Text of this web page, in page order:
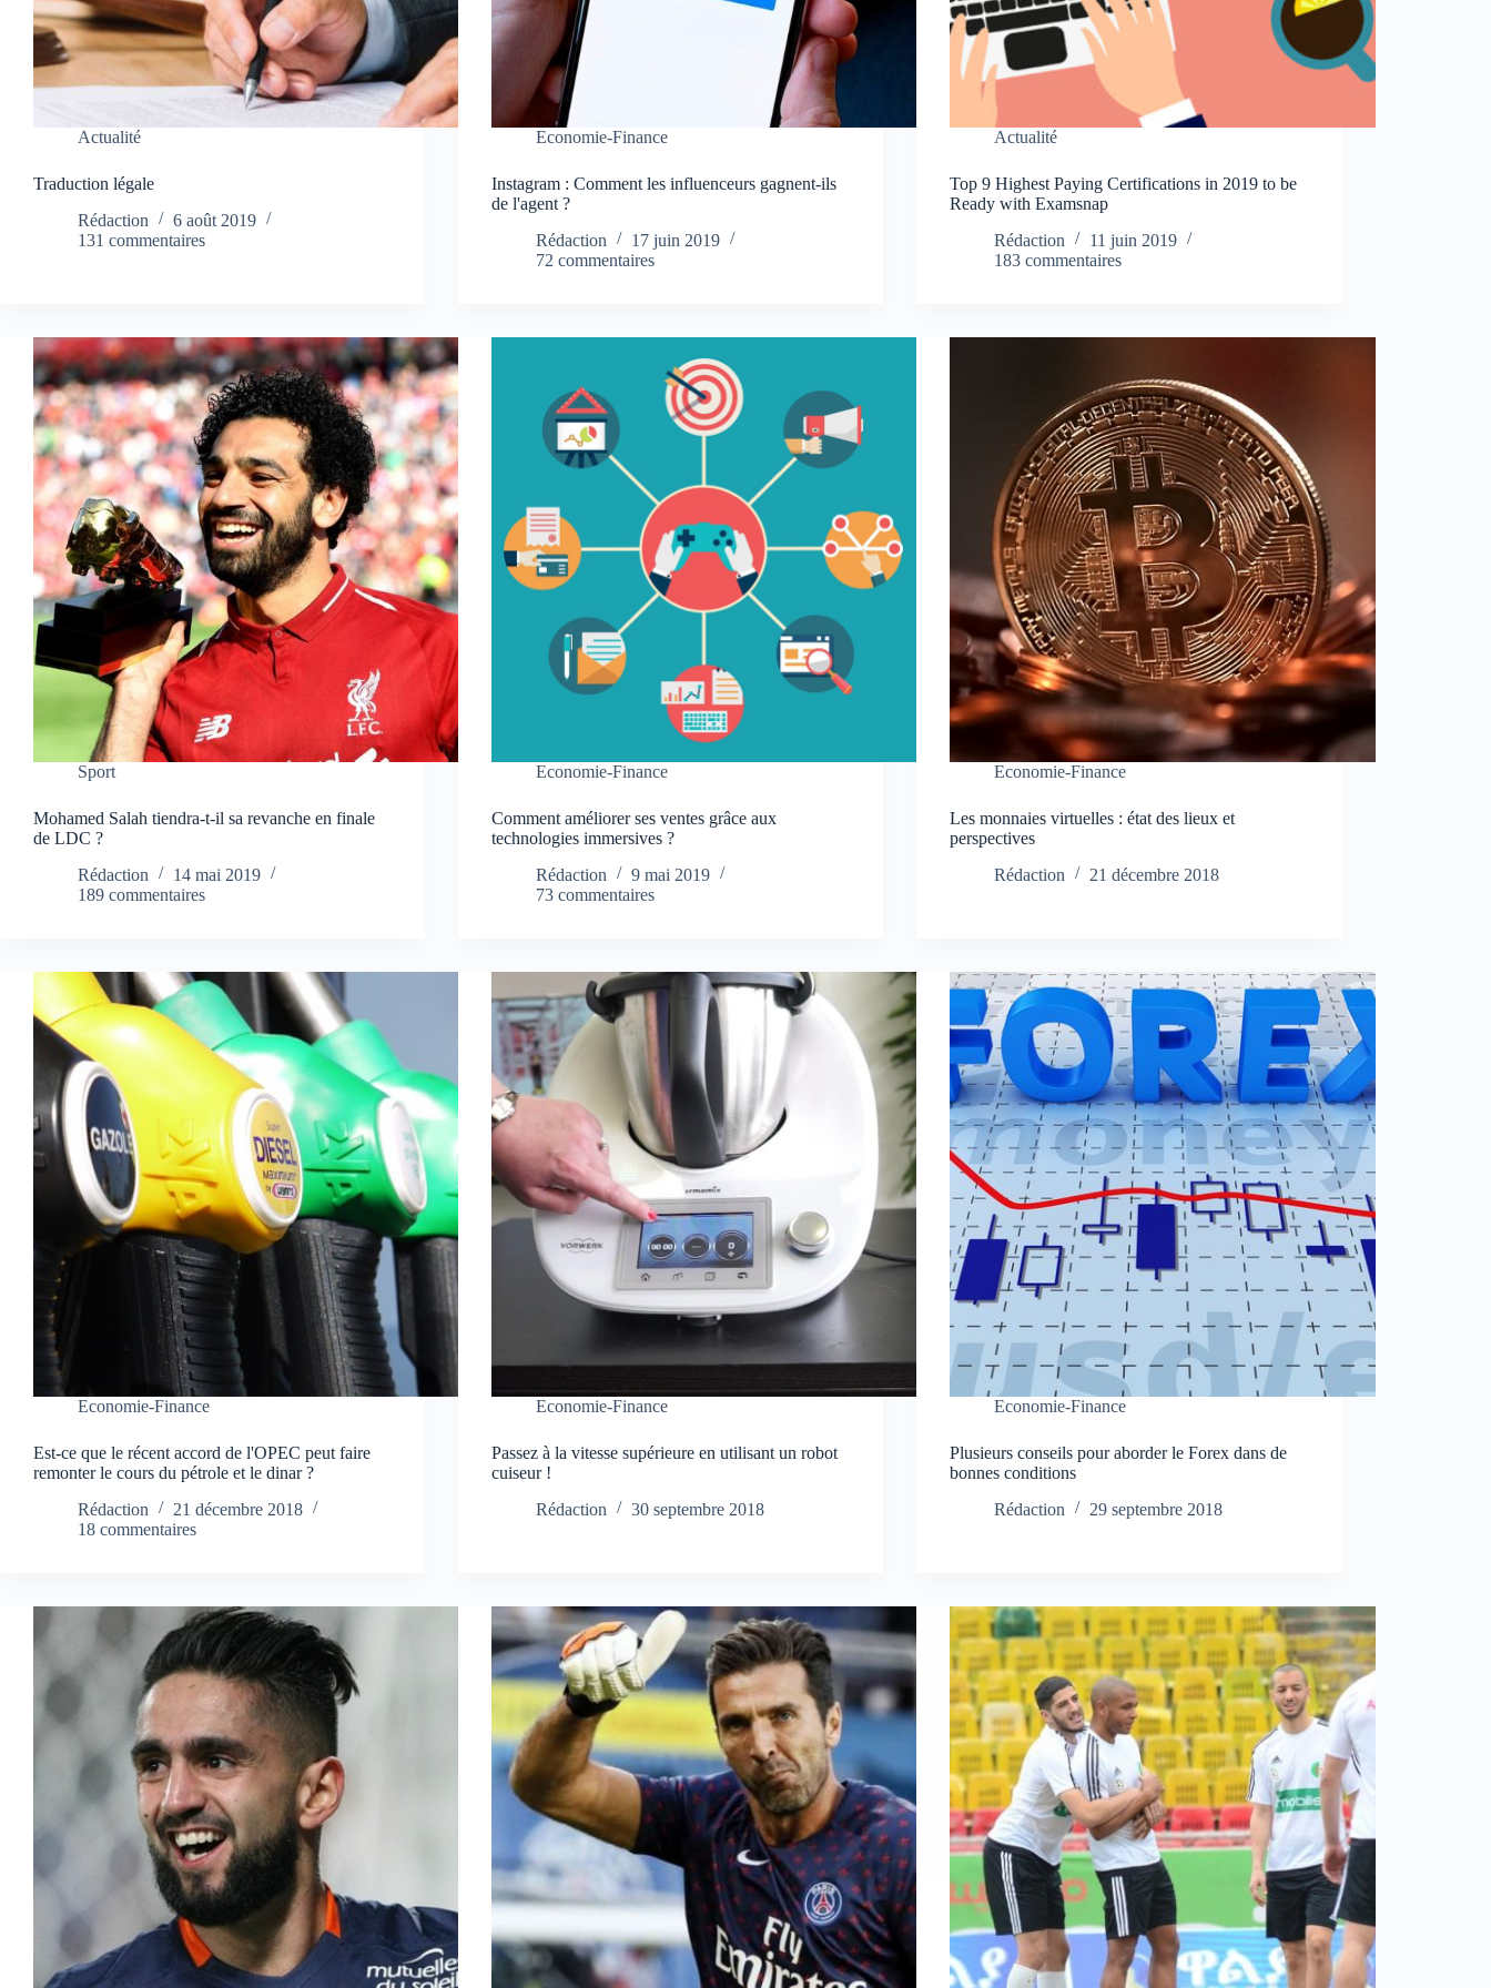
Actualité
Traduction légale
Rédaction
6 août 2019
131 commentaires
Economie-Finance
Instagram : Comment les influenceurs gagnent-ils
de l'agent ?
Rédaction
17 juin 2019
72 commentaires
Actualité
Top 9 Highest Paying Certifications in 2019 to be
Ready with Examsnap
Rédaction
11 juin 2019
183 commentaires
Sport
Mohamed Salah tiendra-t-il sa revanche en finale
de LDC ?
Rédaction
14 mai 2019
189 commentaires
Economie-Finance
Comment améliorer ses ventes grâce aux
technologies immersives ?
Rédaction
9 mai 2019
73 commentaires
Economie-Finance
Les monnaies virtuelles : état des lieux et
perspectives
Rédaction
21 décembre 2018
Economie-Finance
Est-ce que le récent accord de l'OPEC peut faire
remonter le cours du pétrole et le dinar ?
Rédaction
21 décembre 2018
18 commentaires
Economie-Finance
Passez à la vitesse supérieure en utilisant un robot
cuiseur !
Rédaction
30 septembre 2018
Economie-Finance
Plusieurs conseils pour aborder le Forex dans de
bonnes conditions
Rédaction
29 septembre 2018